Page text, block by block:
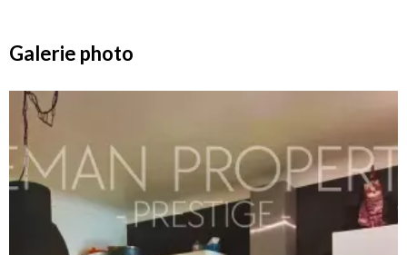
Galerie photo